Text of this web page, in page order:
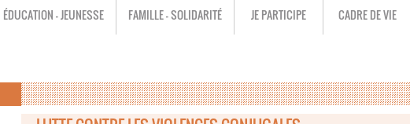
ÉDUCATION - JEUNESSE FAMILLE - SOLIDARITÉ JE PARTICIPE CADRE DE VIE